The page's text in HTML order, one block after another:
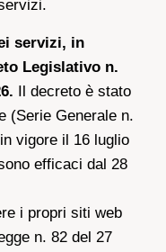
servizi, in
Legislativo n.
Il decreto è stato
(Serie Generale n.
vigore il 16 luglio
efficaci dal 28
i propri siti web
n. 82 del 27